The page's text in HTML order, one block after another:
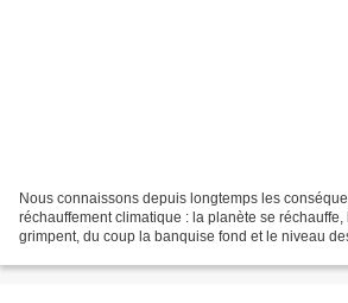
Nous connaissons depuis longtemps les
réchauffement climatique : la planète se
grimpent, du coup la banquise fond et le niveau